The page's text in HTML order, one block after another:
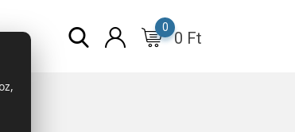
0 Ft
0